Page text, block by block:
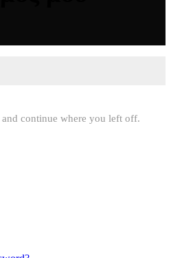
continue where you left off.